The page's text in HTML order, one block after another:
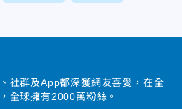
社群及App都深獲網友喜愛，在全
全球擁有2000萬粉絲。